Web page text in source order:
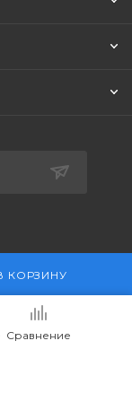
КОРЗИНУ
65
Сравнение